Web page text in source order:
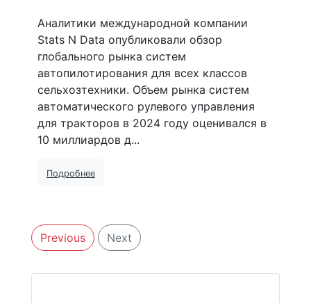
Аналитики международной компании
Stats N Data опубликовали обзор
глобального рынка систем
автопилотирования для всех классов
сельхозтехники. Объем рынка систем
автоматического рулевого управления
для тракторов в 2024 году оценивался в
10 миллиардов д...
Подробнее
Previous Next